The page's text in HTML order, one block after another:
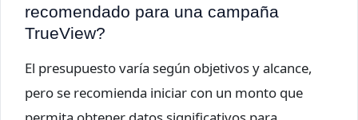
recomendado para una campaña
TrueView?
El presupuesto varía según objetivos y alcance,
pero se recomienda iniciar con un monto que